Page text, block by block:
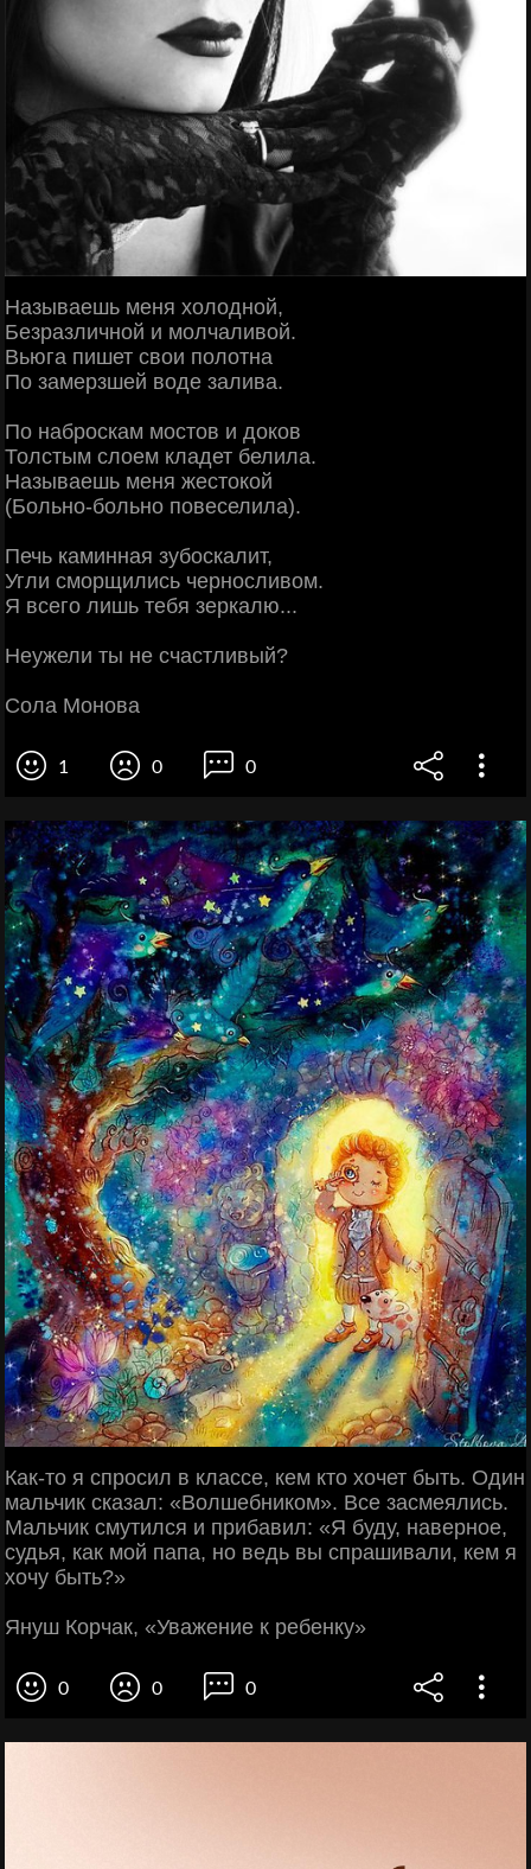
Называешь меня холодной,
Безразличной и молчаливой.
Вьюга пишет свои полотна
По замерзшей воде залива.
По наброскам мостов и дoков
Толстым слоем кладет белила.
Называешь меня жестокой
(Больно-больно повеселила).
Печь каминная зубocкалит,
Угли сморщились черносливом.
Я всего лишь тебя зеркалю...
Неужели ты не счастливый?
Сола Монова
1 0 0
Как-то я спросил в классе, кем кто хочет быть. Один
мальчик сказал: «Волшебником». Все засмеялись.
Мальчик смутился и прибавил: «Я буду, наверное,
судья, как мой папа, но ведь вы спрашивали, кем я
хочу быть?»
Януш Корчак, «Уважение к ребенку»
0 0 0